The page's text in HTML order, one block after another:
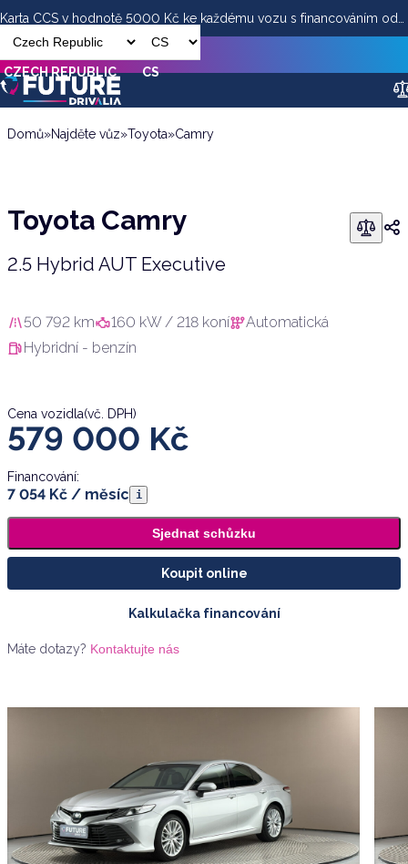
Karta CCS v hodnotě 5000 Kč ke každému vozu s financováním od
ESSOX
CZECH REPUBLIC CS
Toyota Camry
579 000Kč(vč. DPH)
Domů»Najděte vůz»Toyota»Camry
Toyota Camry
2.5 Hybrid AUT Executive
50 792 km 160 kW / 218 koní
Automatická
Hybridní - benzín
Cena vozidla(vč. DPH)
579 000 Kč
Financování:
7 054 Kč / měsíc i
Sjednat schůzku
Koupit online
Kalkulačka financování
Máte dotazy? Kontaktujte nás